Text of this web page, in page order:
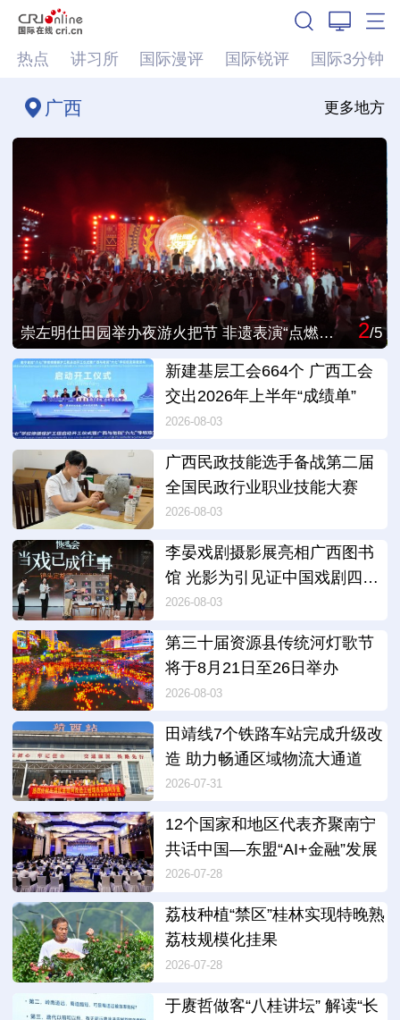
热点 讲习所 国际漫评 国际锐评 国际3分钟
广西 更多地方
崇左明仕田园举办夜游火把节 非遗表演“点燃”夏日文旅市场 2/5
新建基层工会664个 广西工会
交出2026年上半年“成绩单”
2026-08-03
广西民政技能选手备战第二届
全国民政行业职业技能大赛
2026-08-03
李晏戏剧摄影展亮相广西图书
馆 光影为引见证中国戏剧四十
年变迁
2026-08-03
第三十届资源县传统河灯歌节
将于8月21日至26日举办
2026-08-03
田靖线7个铁路车站完成升级改
造 助力畅通区域物流大通道
2026-07-31
12个国家和地区代表齐聚南宁
共话中国—东盟“AI+金融”发展
2026-07-28
荔枝种植“禁区”桂林实现特晚熟
荔枝规模化挂果
2026-07-28
于赓哲做客“八桂讲坛” 解读“长